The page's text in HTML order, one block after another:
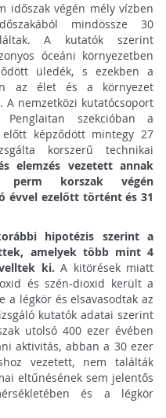
időszak végén mély vízben
mindössze 30
A kutatók szerint
óceáni környezetben
üledék, s ezekben a
az élet és a környezet
nemzetközi kutatócsoport
szekcióban a
képződött mintegy 27
korszerű technikai
elemzés vezetett annak
perm korszak végén
évvel ezelőtt történt és 31
hipotézis szerint a
amelyek több mint 4
ki. A kitörések miatt
és szén-dioxid került a
a légkör és elsavasodtak az
kutatók adatai szerint
utolsó 400 ezer évében
aktivitás, abban a 30 ezer
vezetett, nem találták
eltűnésének sem jelentős
és a légkör